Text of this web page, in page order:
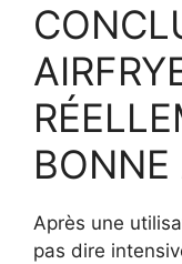
BONNE
Après une
pas dire